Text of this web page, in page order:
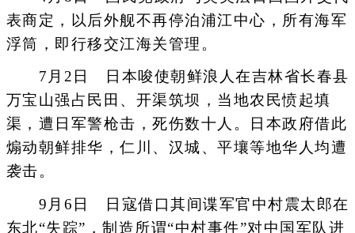
表商定，以后外舰不再停泊浦江中心，所有海军
浮筒，即行移交江海关管理。
7月2日 日本唆使朝鲜浪人在吉林省长春县
万宝山强占民田、开渠筑坝，当地农民愤起填
渠，遭日军警枪击，死伤数十人。日本政府借此
煽动朝鲜排华，仁川、汉城、平壤等地华人均遭
袭击。
9月6日 日寇借口其间谍军官中村震太郎在
东北“失踪”，制造所谓“中村事件”对中国军队进